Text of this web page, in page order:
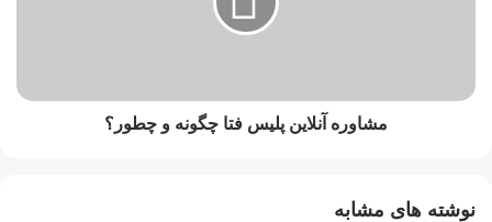
مشاوره آنلاین پلیس فتا چگونه و چطور؟
نوشته های مشابه